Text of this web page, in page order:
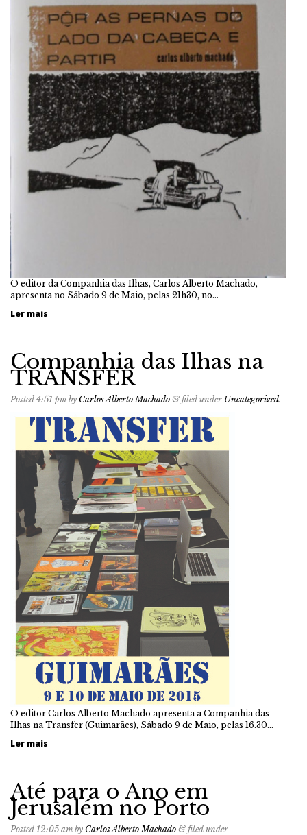
O editor da Companhia das Ilhas, Carlos Alberto Machado,
apresenta no Sábado 9 de Maio, pelas 21h30, no…
Ler mais
Companhia das Ilhas na
TRANSFER
Posted 4:51 pm by Carlos Alberto Machado & filed under Uncategorized.
O editor Carlos Alberto Machado apresenta a Companhia das
Ilhas na Transfer (Guimarães), Sábado 9 de Maio, pelas 16.30…
Ler mais
Até para o Ano em
Jerusalém no Porto
Posted 12:05 am by Carlos Alberto Machado & filed under